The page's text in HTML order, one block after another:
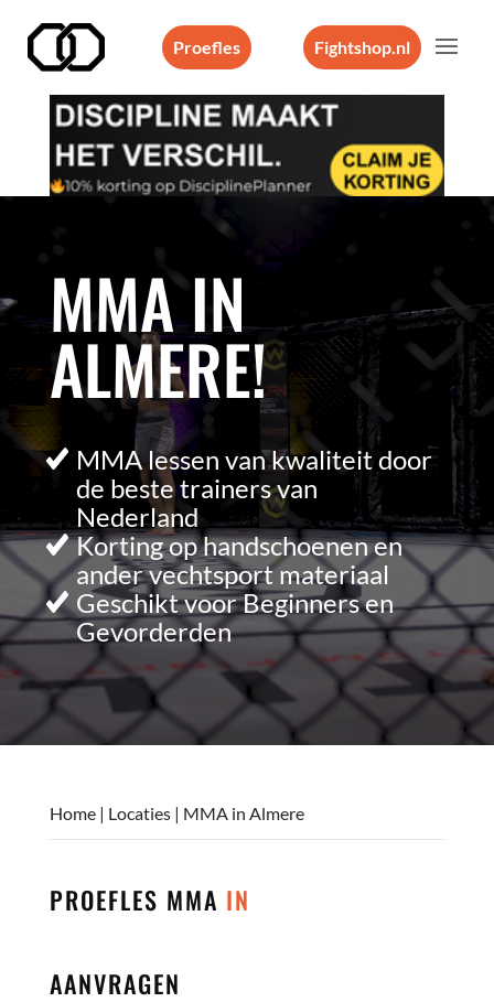
Proefles Fightshop.nl
MMA IN
ALMERE!
MMA lessen van kwaliteit door
de beste trainers van
Nederland
Korting op handschoenen en
ander vechtsport materiaal
Geschikt voor Beginners en
Gevorderden
Home| Locaties| MMA in Almere
PROEFLES MMA IN
AANVRAGEN